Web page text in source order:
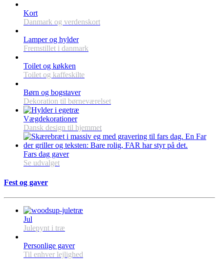
Kort
Danmark og verdenskort
Lamper og hylder
Fremstillet i danmark
Toilet og køkken
Toilet og kaffeskilte
Børn og bogstaver
Dekoration til børneværelset
Vægdekorationer
Dansk design til hjemmet
Fars dag gaver
Se udvalget
Fest og gaver
Jul
Julepynt i træ
Personlige gaver
Til enhver lejlighed